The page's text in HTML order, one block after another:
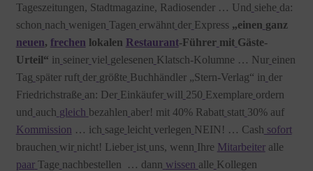
Tageszeitungen, Stadtmagazine, Radiosender … Und siehe da:
schon nach wenigen Tagen erwähnt der Express „einen ganz
neuen, frechen lokalen Restaurant-Führer mit Gäste-
Urteil“ in seiner viel gelesenen Klatsch-Kolumne … Nur einen
Tag später ruft der größte Buchhändler „Stern-Verlag“ in der
Friedrichstraße an: Der Einkäufer will 250 Exemplare ordern
und auch gleich bezahlen aber! mit 40% Rabatt statt 30% auf
Kommission … ich sage leicht verlegen NEIN! … Cash sofort
brauchen wir nicht! Lieber ist uns, wenn Ihre Mitarbeiteralle
paar Tage nachbestellen … dann wissen alle Kollegen